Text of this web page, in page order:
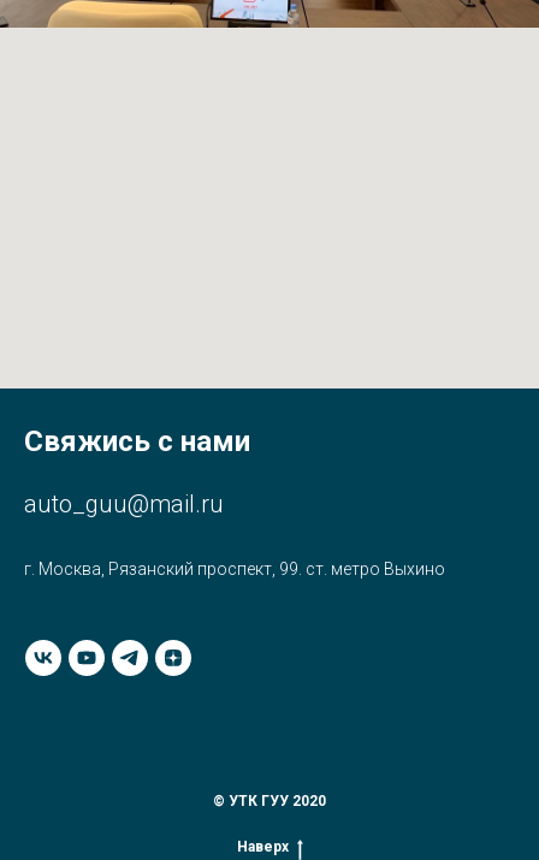
Свяжись с нами
auto_guu@mail.ru
г. Москва, Рязанский проспект, 99. ст. метро Выхино
© УТК ГУУ 2020
Наверх